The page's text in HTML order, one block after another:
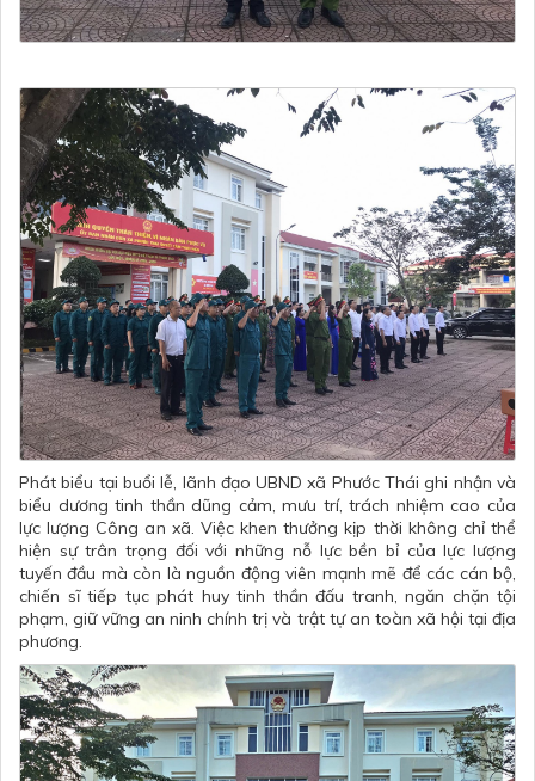
Phát biểu tại buổi lễ, lãnh đạo UBND xã Phước Thái ghi nhận và
biểu dương tinh thần dũng cảm, mưu trí, trách nhiệm cao của
lực lượng Công an xã. Việc khen thưởng kịp thời không chỉ thể
hiện sự trân trọng đối với những nỗ lực bền bỉ của lực lượng
tuyến đầu mà còn là nguồn động viên mạnh mẽ để các cán bộ,
chiến sĩ tiếp tục phát huy tinh thần đấu tranh, ngăn chặn tội
phạm, giữ vững an ninh chính trị và trật tự an toàn xã hội tại địa
phương.